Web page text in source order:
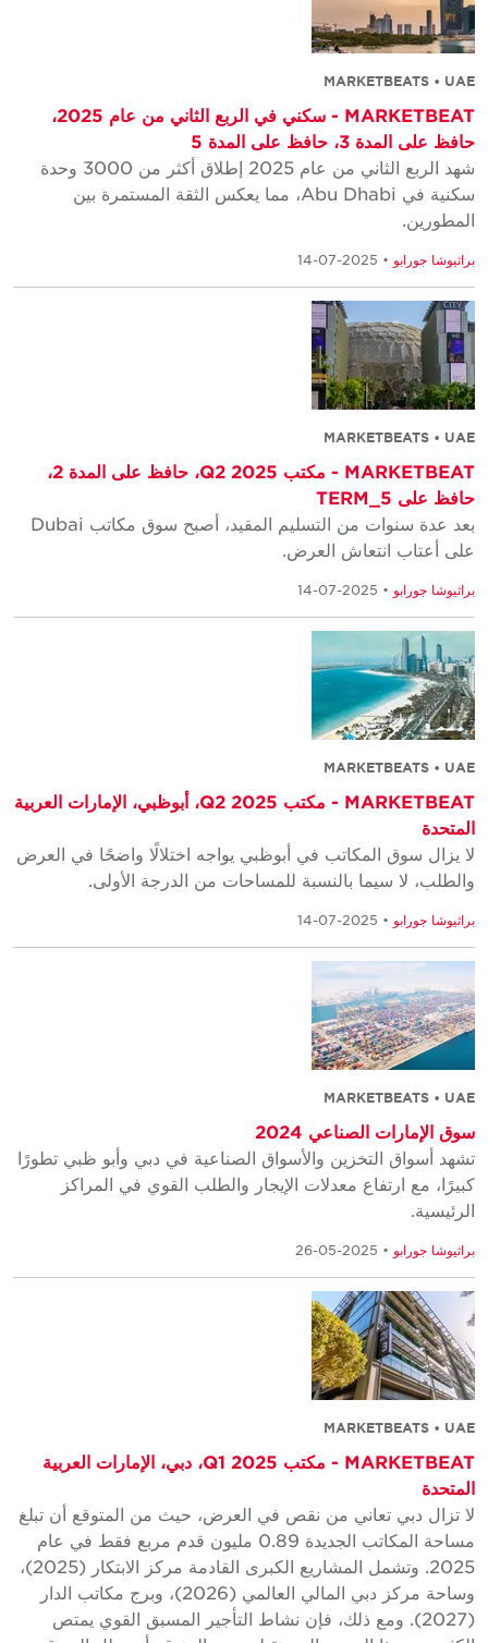
MARKETBEATS • UAE
MARKETBEAT - سكني في الربع الثاني من عام 2025،
حافظ على المدة 3، حافظ على المدة 5
شهد الربع الثاني من عام 2025 إطلاق أكثر من 3000 وحدة
سكنية في Abu Dhabi، مما يعكس الثقة المستمرة بين
المطورين.
براثيوشا جورابو• 2025-07-14
MARKETBEATS • UAE
MARKETBEAT - مكتب Q2 2025، حافظ على المدة 2،
حافظ على TERM_5
بعد عدة سنوات من التسليم المقيد، أصبح سوق مكاتب Dubai
على أعتاب انتعاش العرض.
براثيوشا جورابو• 2025-07-14
MARKETBEATS • UAE
MARKETBEAT - مكتب Q2 2025، أبوظبي، الإمارات العربية
المتحدة
لا يزال سوق المكاتب في أبوظبي يواجه اختلالًا واضحًا في العرض
والطلب، لا سيما بالنسبة للمساحات من الدرجة الأولى.
براثيوشا جورابو• 2025-07-14
MARKETBEATS • UAE
سوق الإمارات الصناعي 2024
تشهد أسواق التخزين والأسواق الصناعية في دبي وأبو ظبي تطورًا
كبيرًا، مع ارتفاع معدلات الإيجار والطلب القوي في المراكز
الرئيسية.
براثيوشا جورابو• 2025-05-26
MARKETBEATS • UAE
MARKETBEAT - مكتب Q1 2025، دبي، الإمارات العربية
المتحدة
لا تزال دبي تعاني من نقص في العرض، حيث من المتوقع أن تبلغ
مساحة المكاتب الجديدة 0.89 مليون قدم مربع فقط في عام
2025. وتشمل المشاريع الكبرى القادمة مركز الابتكار (2025)،
وساحة مركز دبي المالي العالمي (2026)، وبرج مكاتب الدار
(2027). ومع ذلك، فإن نشاط التأجير المسبق القوي يمتص